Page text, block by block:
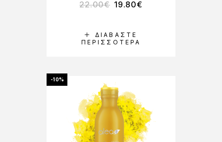
ΔΙΑΒΆΣΤΕ
ΠΕΡΙΣΣΌΤΕΡΑ
22.00€ 19.80€
-10%